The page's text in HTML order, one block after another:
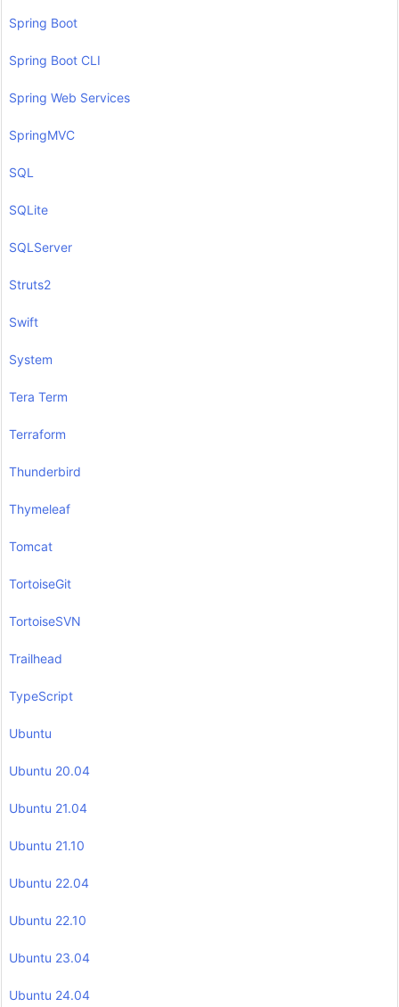
Spring Boot
Spring Boot CLI
Spring Web Services
SpringMVC
SQL
SQLite
SQLServer
Struts2
Swift
System
Tera Term
Terraform
Thunderbird
Thymeleaf
Tomcat
TortoiseGit
TortoiseSVN
Trailhead
TypeScript
Ubuntu
Ubuntu 20.04
Ubuntu 21.04
Ubuntu 21.10
Ubuntu 22.04
Ubuntu 22.10
Ubuntu 23.04
Ubuntu 24.04